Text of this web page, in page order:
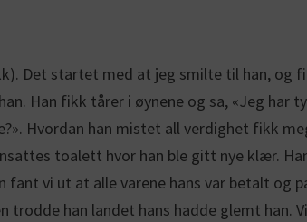
Det startet med at jeg smilte til han,
Han fikk tårer i øynene og sa, «Jeg har
Hvordan han mistet all verdighet fikk
toalett hvor han ble gitt nye klær.
vi ut at alle varene hans var betalt og
han landet hans hadde glemt han.